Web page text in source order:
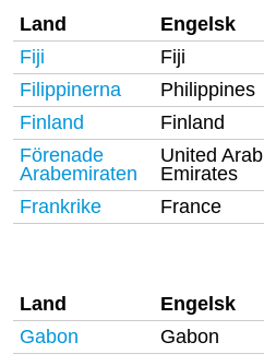
Land Engelsk
Fiji
Fiji
Filippinerna
Philippines
Finland
Finland
Förenade
Arabemiraten
United Arab
Emirates
Frankrike
France
Land Engelsk
Gabon
Gabon